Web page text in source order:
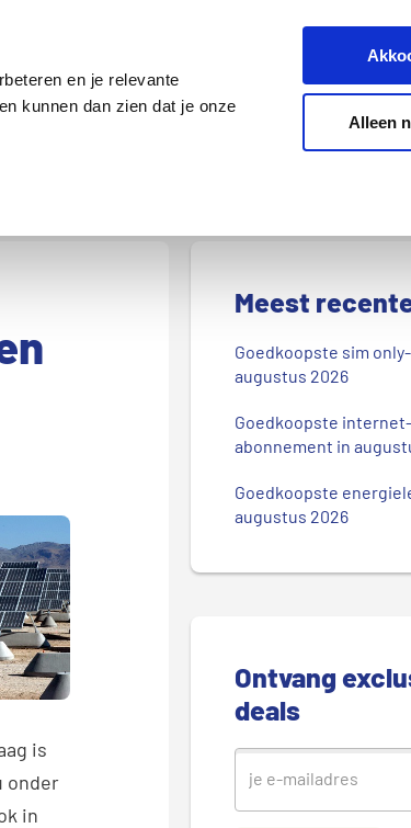
en je relevante
kunnen dan zien dat je onze
Alleen
Z
e
k
d
n
b
o
g
.
.
is
onder
in
P
e
Meest
Goedkoopste sim
augustus 2026
Goedkoopste
abonnement in
Goedkoopste
augustus 2026
Ontvang
deals